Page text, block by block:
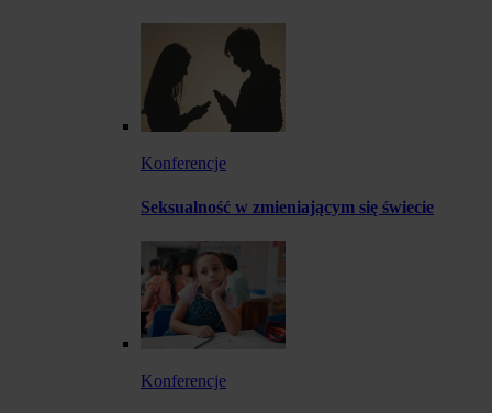
Konferencje
Seksualność w zmieniającym się świecie
Konferencje